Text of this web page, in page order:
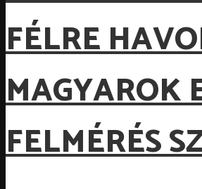
FÉLRE
MAGYAROK
FELMÉRÉS